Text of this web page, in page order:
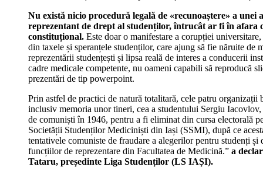
Nu există nicio procedură legală de «recunoaștere» a unei
reprezentant de drept al studenților, întrucât ar fi în afara
constituțional. Este doar o manifestare a corupției universitare,
din taxele și speranțele studenților, care ajung să fie năruite de
reprezentării studențești și lipsa reală de interes a conducerii
cadre medicale competente, nu oameni capabili să reproducă
prezentări de tip powerpoint.
Prin astfel de practici de natură totalitară, cele patru organizații
inclusiv memoria unor tineri, cea a studentului Sergiu Iacovlov,
de comuniști în 1946, pentru a fi eliminat din cursa electorală
Societății Studenților Mediciniști din Iași (SSMI), după ce
tentativele comuniste de fraudare a alegerilor pentru studenți și
funcțiilor de reprezentare din Facultatea de Medicină.” a
Tataru, președinte Liga Studenților (LS IAȘI).